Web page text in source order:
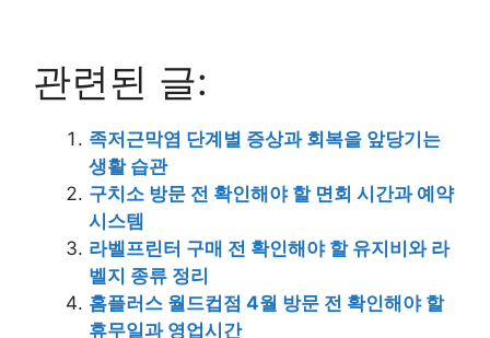
관련된 글:
족저근막염 단계별 증상과 회복을 앞당기는
생활 습관
구치소 방문 전 확인해야 할 면회 시간과 예약
시스템
라벨프린터 구매 전 확인해야 할 유지비와 라
벨지 종류 정리
홈플러스 월드컵점 4월 방문 전 확인해야 할
휴무일과 영업시간